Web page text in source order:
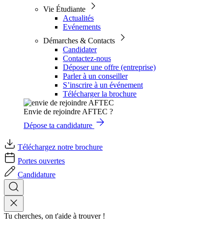
Vie Étudiante
Actualités
Evénements
Démarches & Contacts
Candidater
Contactez-nous
Déposer une offre (entreprise)
Parler à un conseiller
S’inscrire à un événement
Télécharger la brochure
Envie de rejoindre AFTEC ?
Dépose ta candidature
Téléchargez notre brochure
Portes ouvertes
Candidature
Tu cherches, on t'aide à trouver !